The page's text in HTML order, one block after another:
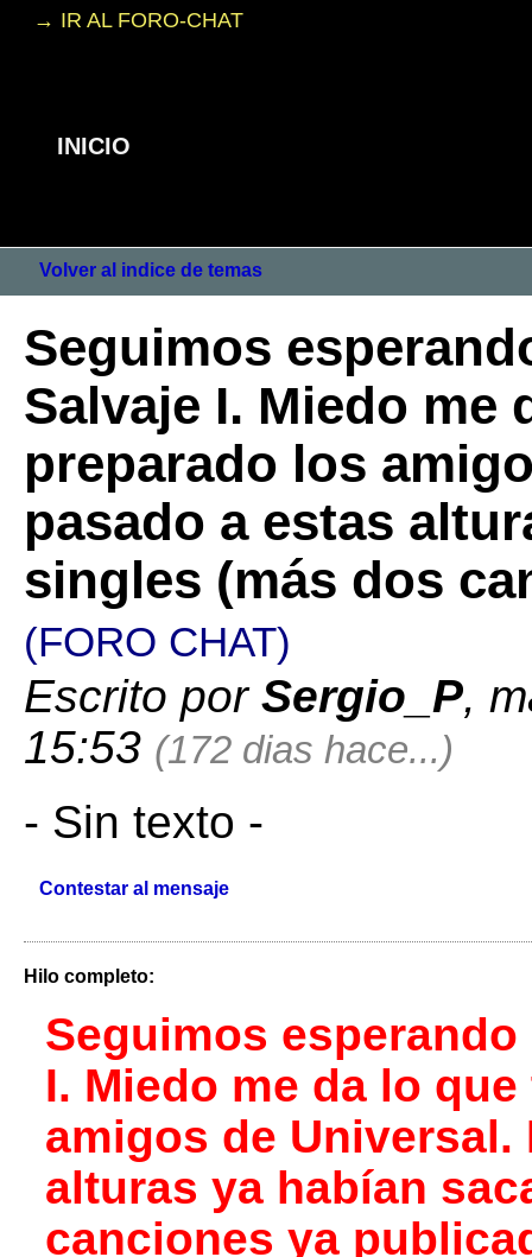
→ IR AL FORO-CHAT
INICIO
Volver al indice de temas
Seguimos
Salvaje I. Miedo me
preparado los
pasado a estas
singles (más dos
(FORO CHAT)
Escrito por Sergio_P,
15:53 (172 dias hace...)
- Sin texto -
Contestar al mensaje
Hilo completo:
Seguimos
I. Miedo me da lo
amigos de Universal.
alturas ya habían
canciones ya